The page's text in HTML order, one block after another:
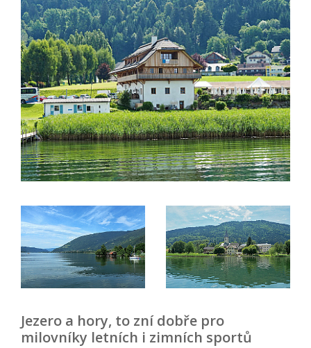
Jezero a hory, to zní dobře pro
milovníky letních i zimních sportů